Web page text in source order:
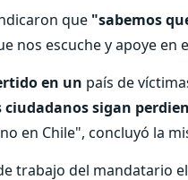
que "sabemos
nos escuche y apoye en
en un país de
ciudadanos sigan
en Chile", concluyó la
trabajo del mandatario